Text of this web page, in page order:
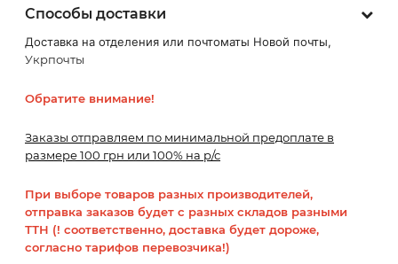
Способы доставки
Доставка на отделения или почтоматы Новой почты,
Укрпочты
Обратите внимание!
Заказы отправляем по минимальной предоплате в
размере 100 грн или 100% на р/с
При выборе товаров разных производителей,
отправка заказов будет с разных складов разными
ТТН (! соответственно, доставка будет дороже,
согласно тарифов перевозчика!)